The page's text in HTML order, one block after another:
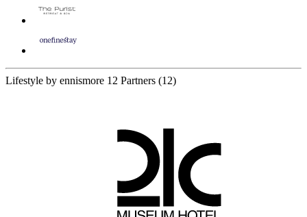
Lifestyle by ennismore 12 Partners (12)